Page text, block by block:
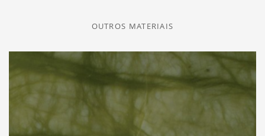
OUTROS MATERIAIS